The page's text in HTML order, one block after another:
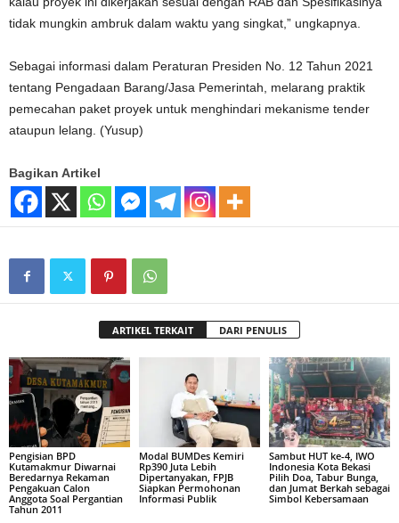
tidak mungkin ambruk dalam waktu yang singkat,” ungkapnya.
Sebagai informasi dalam Peraturan Presiden No. 12 Tahun 2021
tentang Pengadaan Barang/Jasa Pemerintah, melarang praktik
pemecahan paket proyek untuk menghindari mekanisme tender
ataupun lelang. (Yusup)
Bagikan Artikel
ARTIKEL TERKAIT DARI PENULIS
Pengisian BPD
Kutamakmur Diwarnai
Beredarnya Rekaman
Pengakuan Calon
Anggota Soal Pergantian
Tahun 2011
Modal BUMDes Kemiri
Rp390 Juta Lebih
Dipertanyakan, FPJB
Siapkan Permohonan
Informasi Publik
Sambut HUT ke-4, IWO
Indonesia Kota Bekasi
Pilih Doa, Tabur Bunga,
dan Jumat Berkah sebagai
Simbol Kebersamaan